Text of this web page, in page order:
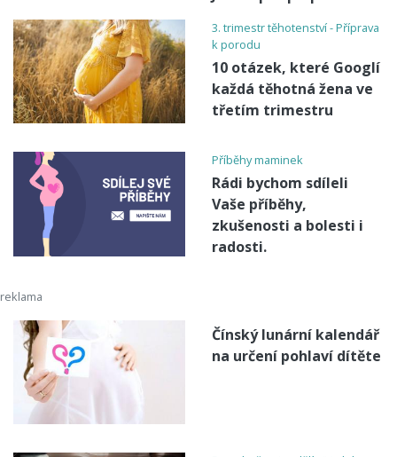
3. trimestr těhotenství - Příprava
k porodu
10 otázek, které Googlí
každá těhotná žena ve
třetím trimestru
Příběhy maminek
Rádi bychom sdíleli
Vaše příběhy,
zkušenosti a bolesti i
radosti.
Čínský lunární kalendář
na určení pohlaví dítěte